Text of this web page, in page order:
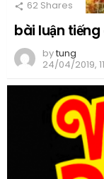
62 Shares
bài luận
bytung
24/04/2019,